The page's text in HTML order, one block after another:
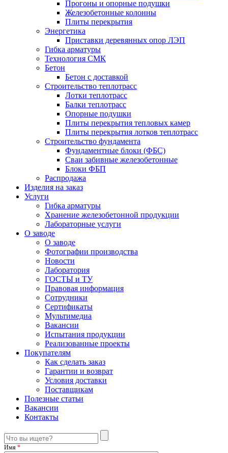
Прогоны и опорные подушки
Железобетонные колонны
Плиты перекрытия
Энергетика
Приставки деревянных опор ЛЭП
Гибка арматуры
Технология СМК
Бетон
Бетон с доставкой
Строительство теплотрасс
Лотки теплотрасс
Балки теплотрасс
Опорные подушки
Плиты перекрытия тепловых камер
Плиты перекрытия лотков теплотрасс
Строительство фундамента
Фундаментные блоки (ФБС)
Сваи забивные железобетонные
Блоки ФБП
Распродажа
Изделия на заказ
Услуги
Гибка арматуры
Хранение железобетонной продукции
Лабораторные услуги
О заводе
О заводе
Фотографии производства
Новости
Лаборатория
ГОСТЫ и ТУ
Правовая информация
Сотрудники
Сертификаты
Мультимедиа
Вакансии
Испытания продукции
Реализованные проекты
Покупателям
Как сделать заказ
Гарантии и возврат
Условия доставки
Поставщикам
Полезные статьи
Вакансии
Контакты
Имя *